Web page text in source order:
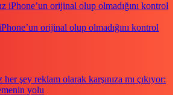
iPhone’un orijinal olup olmadığını kontrol